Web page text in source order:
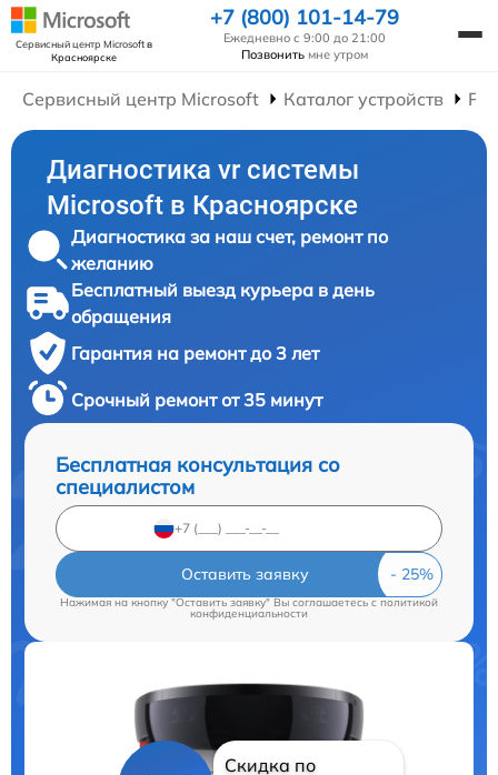
Сервисный центр Microsoftв
Красноярске
+7 (800) 101-14-79
Ежедневно с 9:00 до 21:00
Позвонить мне утром
Сервисный центр Microsoft Каталог устройств
Диагностика vr системы
Microsoft в Красноярске
Диагностика за наш счет, ремонт по
желанию
Бесплатный выезд курьера в день
обращения
Гарантия на ремонт до 3 лет
Срочный ремонт от 35 минут
Бесплатная консультация со
специалистом
Оставить заявку
Нажимая на кнопку "Оставить заявку" Вы соглашаетесь cполитикой
конфиденциальности
Скидка по